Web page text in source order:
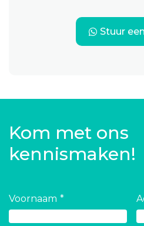
Stuur
Kom met ons
kennismaken!
Voornaam